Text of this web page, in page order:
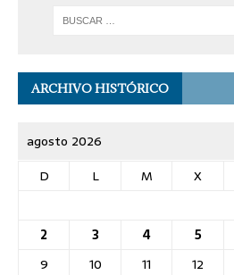
ARCHIVO HISTÓRICO
agosto 2026
D
L M X
2
3 4 5
9
10 11 12